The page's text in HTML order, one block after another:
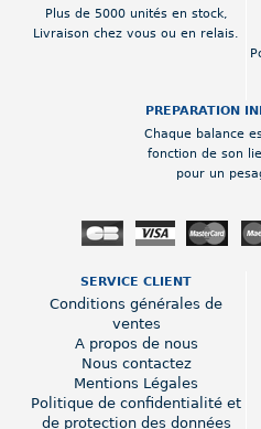
Plus de 5000 unités en stock,
Livraison chez vous ou en relais.
PREPARATION
Chaque balance
fonction de son
pour un
SERVICE CLIENT
Conditions générales de
ventes
A propos de nous
Nous contactez
Mentions Légales
Politique de confidentialité et
de protection des données